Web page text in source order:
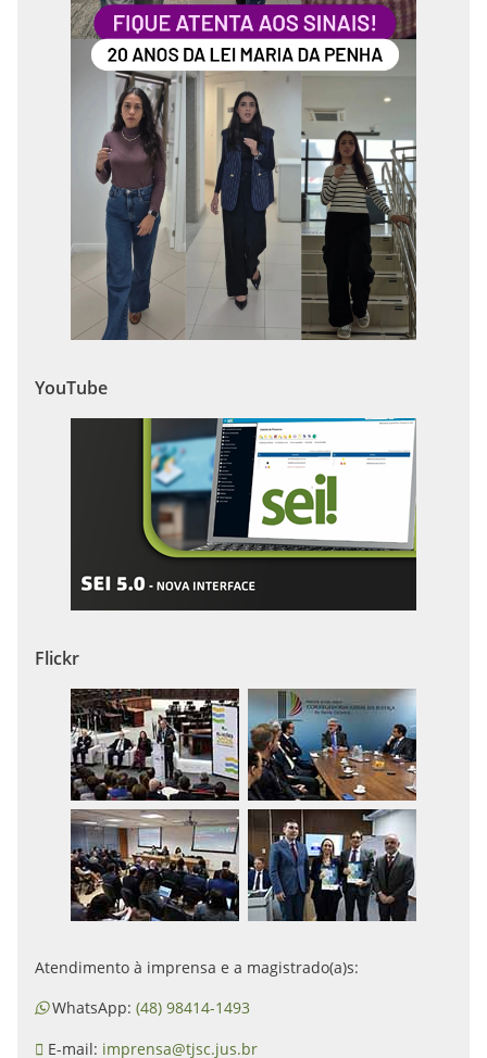
YouTube
Flickr
Atendimento à imprensa e a magistrado(a)s:
WhatsApp: (48) 98414-1493
E-mail: imprensa@tjsc.jus.br